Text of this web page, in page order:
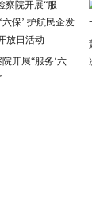
开展“服务‘六